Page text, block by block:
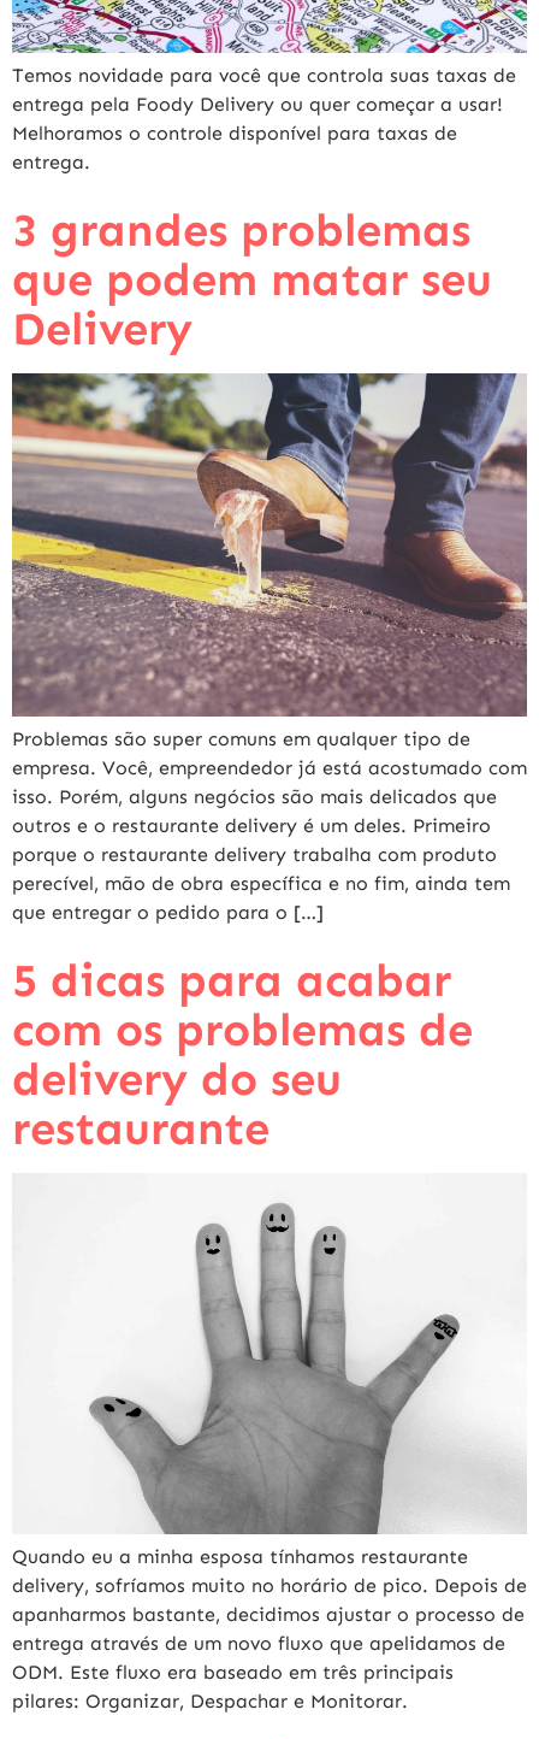
Temos novidade para você que controla suas taxas de
entrega pela Foody Delivery ou quer começar a usar!
Melhoramos o controle disponível para taxas de
entrega.
3 grandes problemas
que podem matar seu
Delivery
Problemas são super comuns em qualquer tipo de
empresa. Você, empreendedor já está acostumado com
isso. Porém, alguns negócios são mais delicados que
outros e o restaurante delivery é um deles. Primeiro
porque o restaurante delivery trabalha com produto
perecível, mão de obra específica e no fim, ainda tem
que entregar o pedido para o […]
5 dicas para acabar
com os problemas de
delivery do seu
restaurante
Quando eu a minha esposa tínhamos restaurante
delivery, sofríamos muito no horário de pico. Depois de
apanharmos bastante, decidimos ajustar o processo de
entrega através de um novo fluxo que apelidamos de
ODM. Este fluxo era baseado em três principais
pilares: Organizar, Despachar e Monitorar.